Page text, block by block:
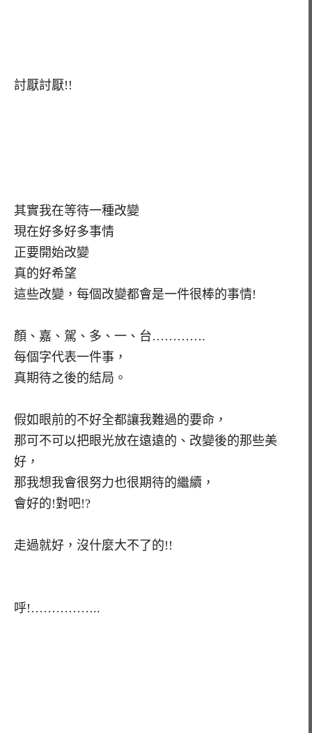
討厭討厭!!
其實我在等待一種改變
現在好多好多事情
正要開始改變
真的好希望
這些改變，每個改變都會是一件很棒的事情!
顏、嘉、駕、多、一、台………….
每個字代表一件事，
真期待之後的結局。
假如眼前的不好全都讓我難過的要命，
那可不可以把眼光放在遠遠的、改變後的那些美
好，
那我想我會很努力也很期待的繼續，
會好的!對吧!?
走過就好，沒什麼大不了的!!
呼!……………..